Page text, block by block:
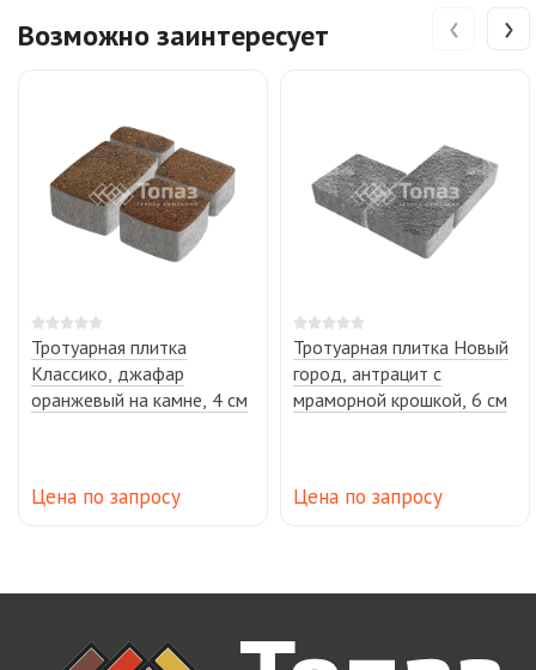
Возможно заинтересует
Тротуарная плитка
Классико, джафар
оранжевый на камне, 4 см
Цена по запросу
Тротуарная плитка Новый
город, антрацит с
мраморной крошкой, 6 см
Цена по запросу
‹ ›